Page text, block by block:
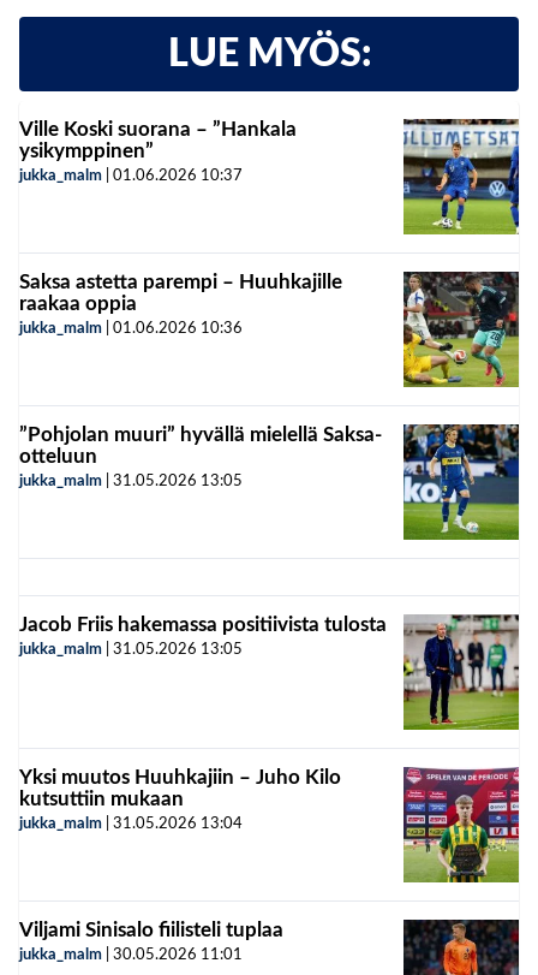
LUE MYÖS:
Ville Koski suorana – ”Hankala
ysikymppinen”
jukka_malm 01.06.2026 10:37
Saksa astetta parempi – Huuhkajille
raakaa oppia
jukka_malm 01.06.2026 10:36
”Pohjolan muuri” hyvällä mielellä Saksa-
otteluun
jukka_malm 31.05.2026 13:05
Jacob Friis hakemassa positiivista tulosta
jukka_malm 31.05.2026 13:05
Yksi muutos Huuhkajiin – Juho Kilo
kutsuttiin mukaan
jukka_malm 31.05.2026 13:04
Viljami Sinisalo fiilisteli tuplaa
jukka_malm 30.05.2026 11:01